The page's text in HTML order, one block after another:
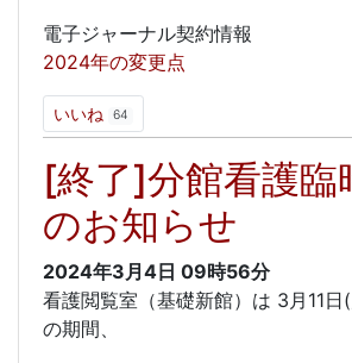
電子ジャーナル契約情報
2024年の変更点
いいね 64
[終了]分館看護臨
のお知らせ
2024年3月4日 09時56分
看護閲覧室（基礎新館）は 3月11
の期間、